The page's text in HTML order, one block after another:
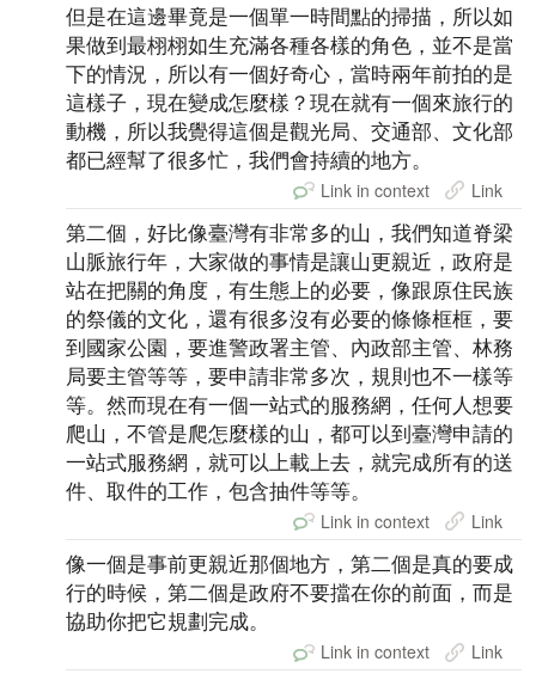
但是在這邊畢竟是一個單一時間點的掃描，所以如
果做到最栩栩如生充滿各種各樣的角色，並不是當
下的情況，所以有一個好奇心，當時兩年前拍的是
這樣子，現在變成怎麼樣？現在就有一個來旅行的
動機，所以我覺得這個是觀光局、交通部、文化部
都已經幫了很多忙，我們會持續的地方。
Link in context Link
第二個，好比像臺灣有非常多的山，我們知道脊梁
山脈旅行年，大家做的事情是讓山更親近，政府是
站在把關的角度，有生態上的必要，像跟原住民族
的祭儀的文化，還有很多沒有必要的條條框框，要
到國家公園，要進警政署主管、內政部主管、林務
局要主管等等，要申請非常多次，規則也不一樣等
等。然而現在有一個一站式的服務網，任何人想要
爬山，不管是爬怎麼樣的山，都可以到臺灣申請的
一站式服務網，就可以上載上去，就完成所有的送
件、取件的工作，包含抽件等等。
Link in context Link
像一個是事前更親近那個地方，第二個是真的要成
行的時候，第二個是政府不要擋在你的前面，而是
協助你把它規劃完成。
Link in context Link